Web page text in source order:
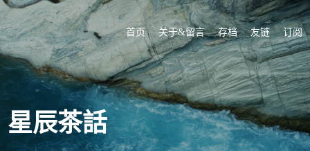
首页 关于&留言 存档 友链 订阅
星辰茶話